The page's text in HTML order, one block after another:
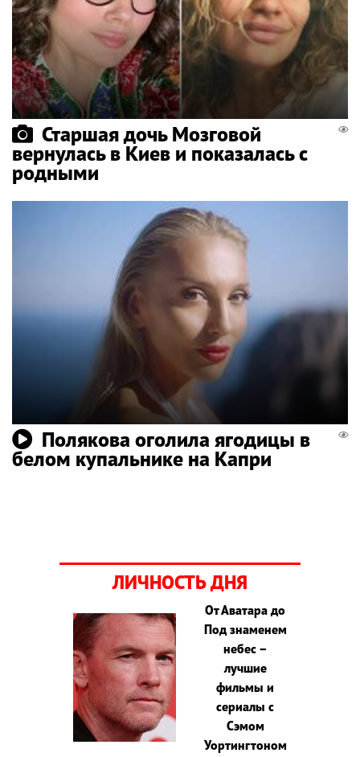
Старшая дочь Мозговой
вернулась в Киев и показалась с
родными
Полякова оголила ягодицы в
белом купальнике на Капри
ЛИЧНОСТЬ ДНЯ
От Аватара до
Под знаменем
небес –
лучшие
фильмы и
сериалы с
Сэмом
Уортингтоном